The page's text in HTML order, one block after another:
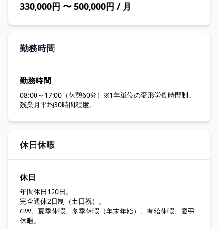
330,000円 〜 500,000円 / 月
勤務時間
勤務時間
08:00～17:00（休憩60分）※1年単位の変形労働時間制。
残業月平均30時間程度。
休日休暇
休日
年間休日120日。
完全週休2日制（土日祝）。
GW、夏季休暇、冬季休暇（年末年始）、有給休暇、慶弔
休暇。